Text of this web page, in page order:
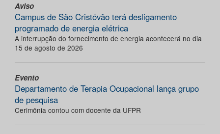
Aviso
Campus de São Cristóvão terá desligamento
programado de energia elétrica
A interrupção do fornecimento de energia acontecerá no dia
15 de agosto de 2026
Evento
Departamento de Terapia Ocupacional lança grupo
de pesquisa
Cerimônia contou com docente da UFPR